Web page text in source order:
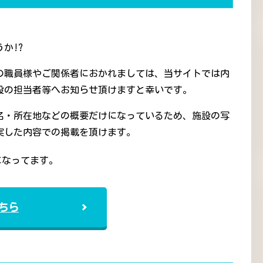
か!?
員様やご関係者におかれましては、当サイトでは内
担当者等へお知らせ頂けますと幸いです。
所在地などの概要だけになっているため、施設の写
た内容での掲載を頂けます。
ってます。
ら